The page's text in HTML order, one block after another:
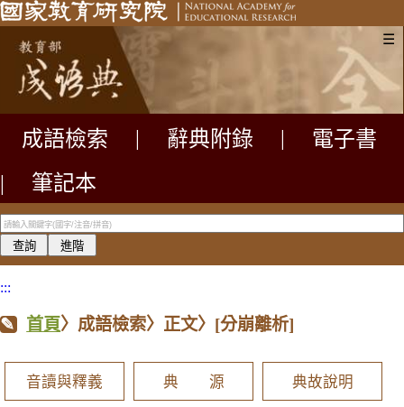
☰
成語檢索 辭典附錄
電子書
|
筆記本
:::
首頁〉成語檢索〉正文〉 [分崩離析]
音讀與釋義 典 源 典故說明